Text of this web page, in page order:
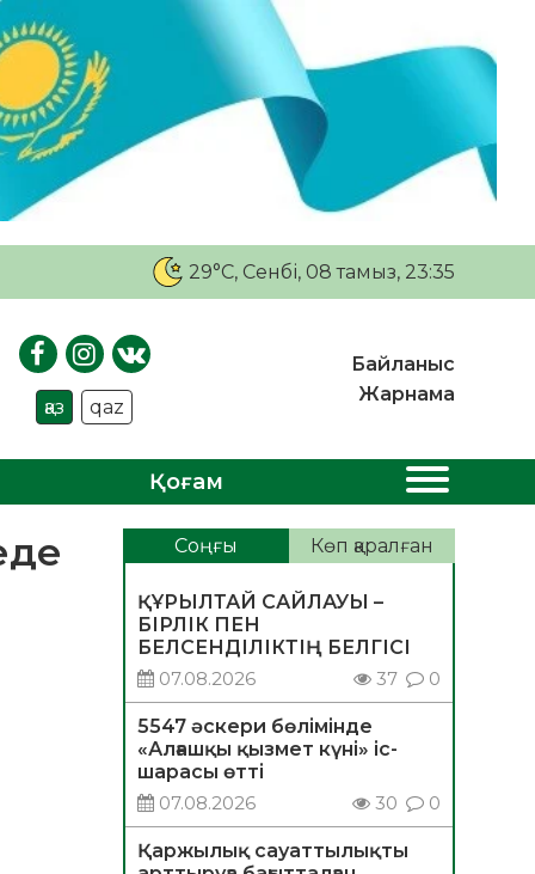
29°C, Сенбі, 08 тамыз, 23:35
қаз qaz
Байланыс
Жарнама
Қоғам
Соңғы Көп қаралған
ҚҰРЫЛТАЙ САЙЛАУЫ –
БІРЛІК ПЕН
БЕЛСЕНДІЛІКТІҢ БЕЛГІСІ
07.08.2026
37 0
5547 әскери бөлімінде
«Алғашқы қызмет күні» іс-
шарасы өтті
07.08.2026
30 0
Қаржылық сауаттылықты